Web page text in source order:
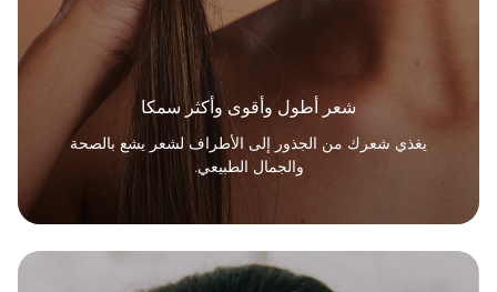
شعر أطول وأقوى وأكثر سمكا
يغذي شعرك من الجذور إلى الأطراف لشعر يشع بالصحة
والجمال الطبيعي.